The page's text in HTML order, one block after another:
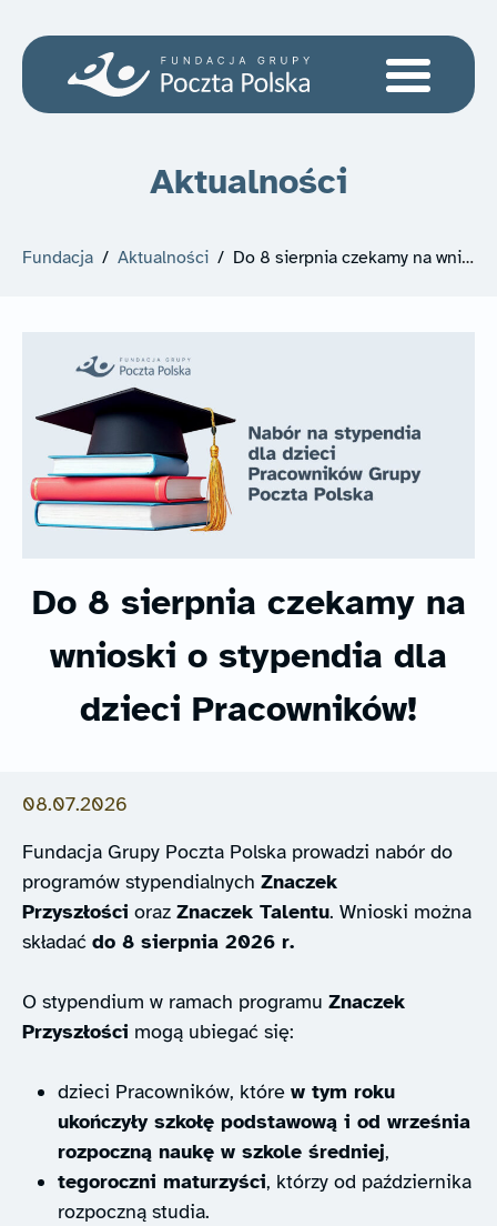
Aktualności
Fundacja / Aktualności / Do 8 sierpnia czekamy na wnioski o stypendia dla dzieci Pracowników!
Do 8 sierpnia czekamy na
wnioski o stypendia dla
dzieci Pracowników!
08.07.2026
Fundacja Grupy Poczta Polska prowadzi nabór do
programów stypendialnych Znaczek
Przyszłości oraz Znaczek Talentu. Wnioski można
składać do 8 sierpnia 2026 r.
O stypendium w ramach programu Znaczek
Przyszłości mogą ubiegać się:
dzieci Pracowników, które w tym roku
ukończyły szkołę podstawową i od września
rozpoczną naukę w szkole średniej,
tegoroczni maturzyści, którzy od października
rozpoczną studia.